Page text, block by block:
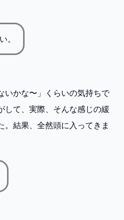
。
いかな〜」くらいの気持ちで
して、実際、そんな感じの緩
。結果、全然頭に入ってきま